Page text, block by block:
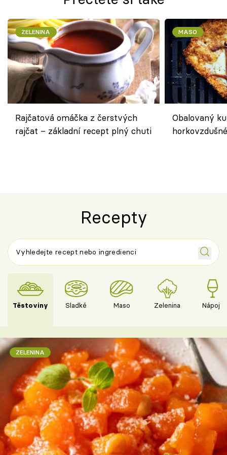
ZELENINA
Rajčatová omáčka z čerstvých
rajčat – základní recept plný chuti
MASO
Obalovaný
Recepty
Těstoviny Sladké Maso Zelenina Nápoje
ZELENINA